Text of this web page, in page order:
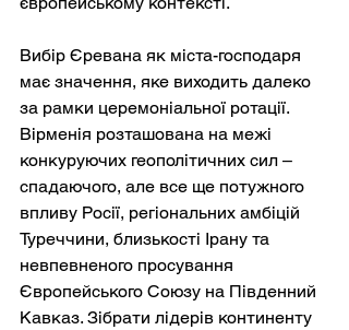
Вибір Єревана як міста-господаря
має значення, яке виходить далеко
за рамки церемоніальної ротації.
Вірменія розташована на межі
конкуруючих геополітичних сил –
спадаючого, але все ще потужного
впливу Росії, регіональних амбіцій
Туреччини, близькості Ірану та
невпевненого просування
Європейського Союзу на Південний
Кавказ. Зібрати лідерів континенту